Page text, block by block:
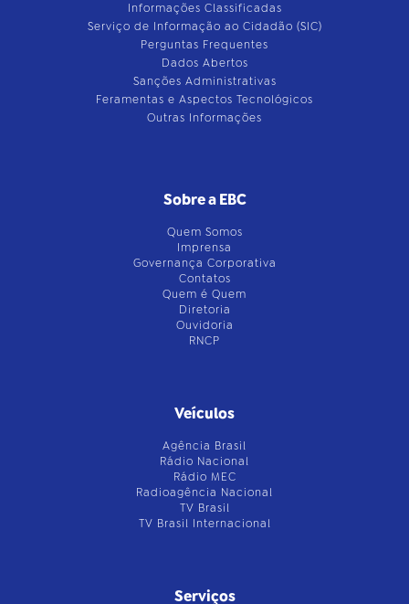
Informações Classificadas
Serviço de Informação ao Cidadão (SIC)
Perguntas Frequentes
Dados Abertos
Sanções Administrativas
Feramentas e Aspectos Tecnológicos
Outras Informações
Sobre a EBC
Quem Somos
Imprensa
Governança Corporativa
Contatos
Quem é Quem
Diretoria
Ouvidoria
RNCP
Veículos
Agência Brasil
Rádio Nacional
Rádio MEC
Radioagência Nacional
TV Brasil
TV Brasil Internacional
Serviços